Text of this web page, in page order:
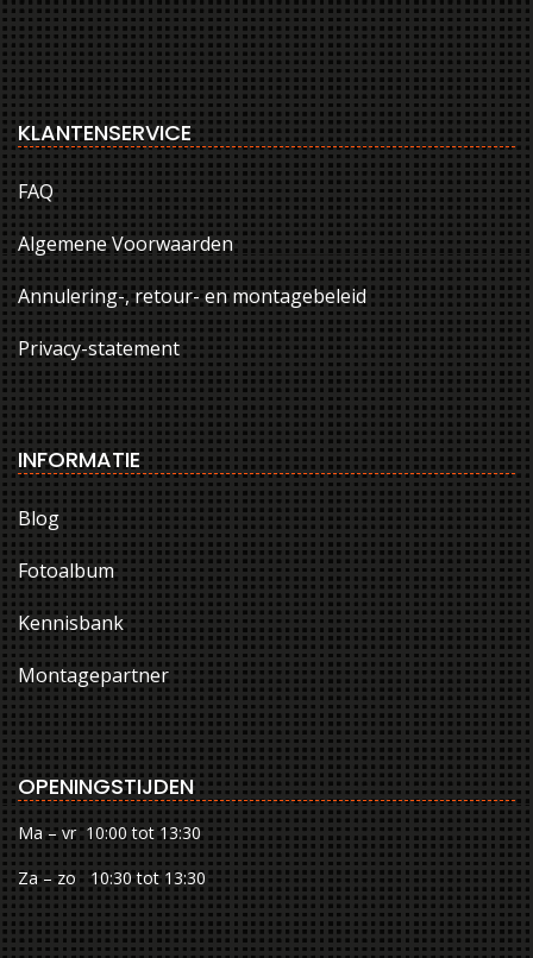
KLANTENSERVICE
FAQ
Algemene Voorwaarden
Annulering-, retour- en montagebeleid
Privacy-statement
INFORMATIE
Blog
Fotoalbum
Kennisbank
Montagepartner
OPENINGSTIJDEN
Ma – vr 10:00 tot 13:30
Za – zo 10:30 tot 13:30